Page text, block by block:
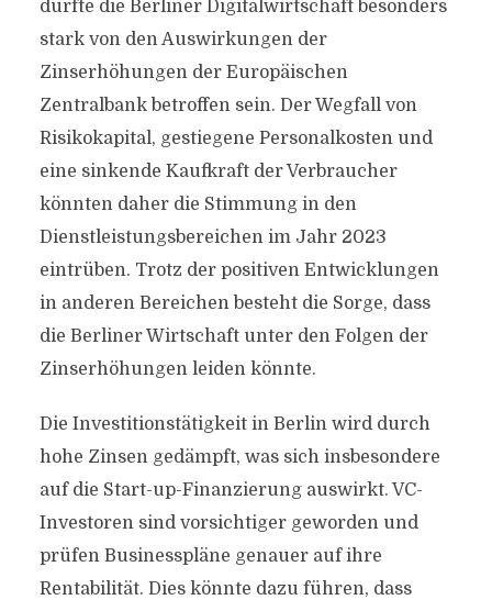
dürfte die Berliner Digitalwirtschaft besonders
stark von den Auswirkungen der
Zinserhöhungen der Europäischen
Zentralbank betroffen sein. Der Wegfall von
Risikokapital, gestiegene Personalkosten und
eine sinkende Kaufkraft der Verbraucher
könnten daher die Stimmung in den
Dienstleistungsbereichen im Jahr 2023
eintrüben. Trotz der positiven Entwicklungen
in anderen Bereichen besteht die Sorge, dass
die Berliner Wirtschaft unter den Folgen der
Zinserhöhungen leiden könnte.
Die Investitionstätigkeit in Berlin wird durch
hohe Zinsen gedämpft, was sich insbesondere
auf die Start-up-Finanzierung auswirkt. VC-
Investoren sind vorsichtiger geworden und
prüfen Businesspläne genauer auf ihre
Rentabilität. Dies könnte dazu führen, dass